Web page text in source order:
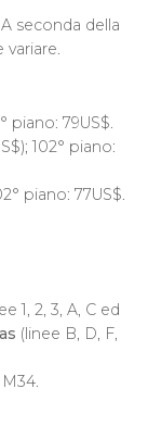
seconda della
piano: 79US$.
); 102° piano:
piano: 77US$.
1, 2, 3, A, C ed
(linee B, D, F,